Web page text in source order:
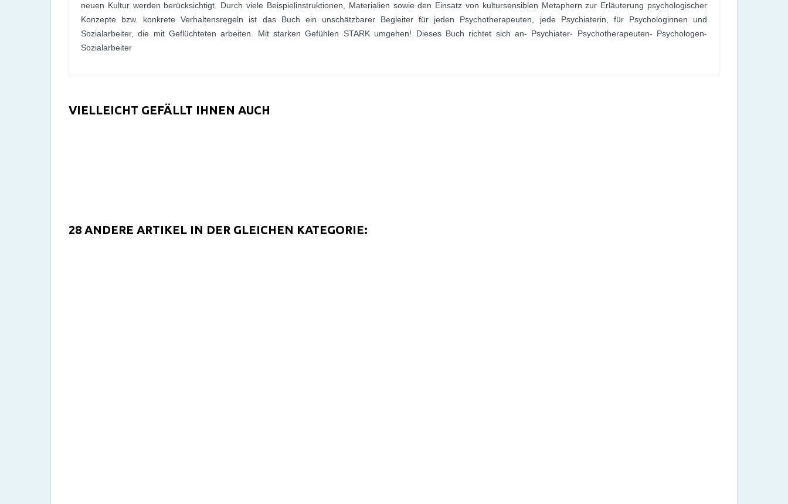
neuen Kultur werden berücksichtigt. Durch viele Beispielinstruktionen, Materialien sowie den Einsatz von kultursensiblen Metaphern zur Erläuterung psychologischer
Konzepte bzw. konkrete Verhaltensregeln ist das Buch ein unschätzbarer Begleiter für jeden Psychotherapeuten, jede Psychiaterin, für Psychologinnen und
Sozialarbeiter, die mit Geflüchteten arbeiten. Mit starken Gefühlen STARK umgehen! Dieses Buch richtet sich an- Psychiater- Psychotherapeuten- Psychologen-
Sozialarbeiter
VIELLEICHT GEFÄLLT IHNEN AUCH
28 ANDERE ARTIKEL IN DER GLEICHEN KATEGORIE: